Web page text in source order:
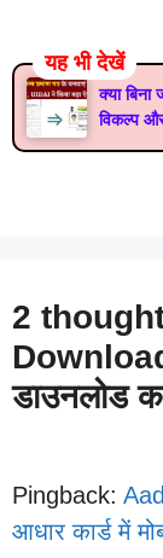
यह भी देखें
क्या
विकल्प
2
डाउनलोड
Pingback:
आधार कार्ड में